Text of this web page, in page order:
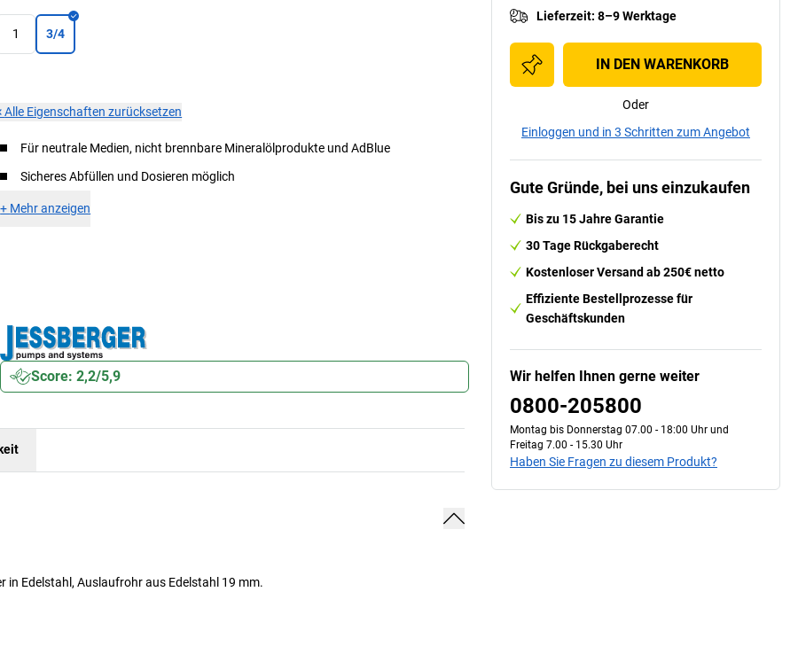
1 3/4
Alle Eigenschaften zurücksetzen
Für neutrale Medien, nicht brennbare Mineralölprodukte und AdBlue
Sicheres Abfüllen und Dosieren möglich
+ Mehr anzeigen
Score: 2,2/5,9
in Edelstahl, Auslaufrohr aus Edelstahl 19 mm.
Lieferzeit: 8–9 Werktage
IN DEN WARENKORB
Oder
Einloggen und in 3 Schritten zum Angebot
Gute Gründe, bei uns einzukaufen
Bis zu 15 Jahre Garantie
30 Tage Rückgaberecht
Kostenloser Versand ab 250€ netto
Effiziente Bestellprozesse für
Geschäftskunden
Wir helfen Ihnen gerne weiter
0800-205800
Montag bis Donnerstag 07.00 - 18:00 Uhr und
Freitag 7.00 - 15.30 Uhr
Haben Sie Fragen zu diesem Produkt?